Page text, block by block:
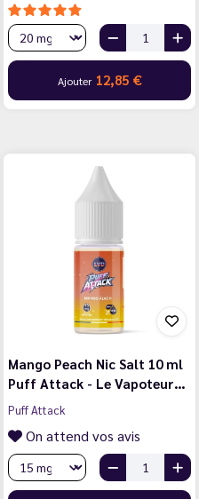
Ajouter 12,85 €
Mango Peach Nic Salt 10 ml
Puff Attack - Le Vapoteur…
Puff Attack
On attend vos avis